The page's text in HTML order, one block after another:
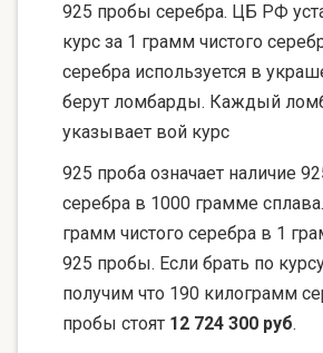
925 пробы серебра. ЦБ РФ
курс за 1 грамм чистого
серебра используется в
берут ломбарды. Каждый
указывает вой курс
925 проба означает наличие
серебра в 1000 грамме
грамм чистого серебра в 1
925 пробы. Если брать по
получим что 190 килограмм
пробы стоят 12 724 300 руб.